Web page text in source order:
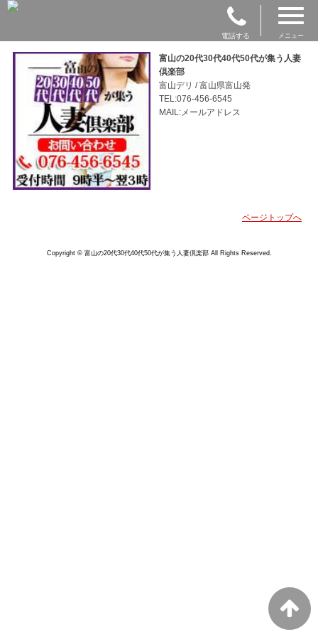
電話する メニュー
富山の20代30代40代50代が集う人妻
倶楽部
富山デリ / 富山県富山発
TEL:076-456-6545
MAIL:メールアドレス
ページトップへ
Copyright © 富山の20代30代40代50代が集う人妻倶楽部 All Rights Reserved.